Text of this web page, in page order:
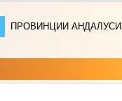
ПРОВИНЦИИ